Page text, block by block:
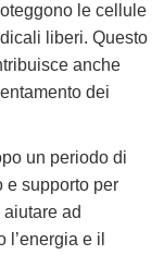
le cellule
liberi. Questo
anche
dei
un periodo di
e supporto per
aiutare ad
e il